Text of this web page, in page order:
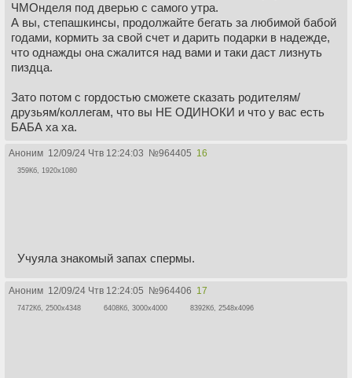
ЧМОнделя под дверью с самого утра.
А вы, степашкинсы, продолжайте бегать за любимой бабой
годами, кормить за свой счет и дарить подарки в надежде,
что однажды она сжалится над вами и таки даст лизнуть
пиздца.
Зато потом с гордостью сможете сказать родителям/
друзьям/коллегам, что вы НЕ ОДИНОКИ и что у вас есть
БАБА ха ха.
Аноним 12/09/24 Чтв 12:24:03 №964405 16
359Кб, 1920x1080
Учуяла знакомый запах спермы.
Аноним 12/09/24 Чтв 12:24:05 №964406 17
7472Кб, 2500x4348 6408Кб, 3000x4000 8392Кб, 2548x4096